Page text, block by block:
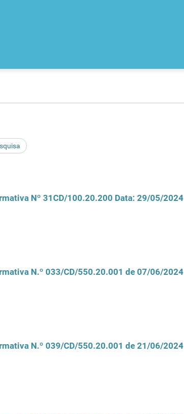
Nº 31CD/100.20.200 Data: 29/05/2024
N.º 033/CD/550.20.001 de 07/06/2024
N.º 039/CD/550.20.001 de 21/06/2024